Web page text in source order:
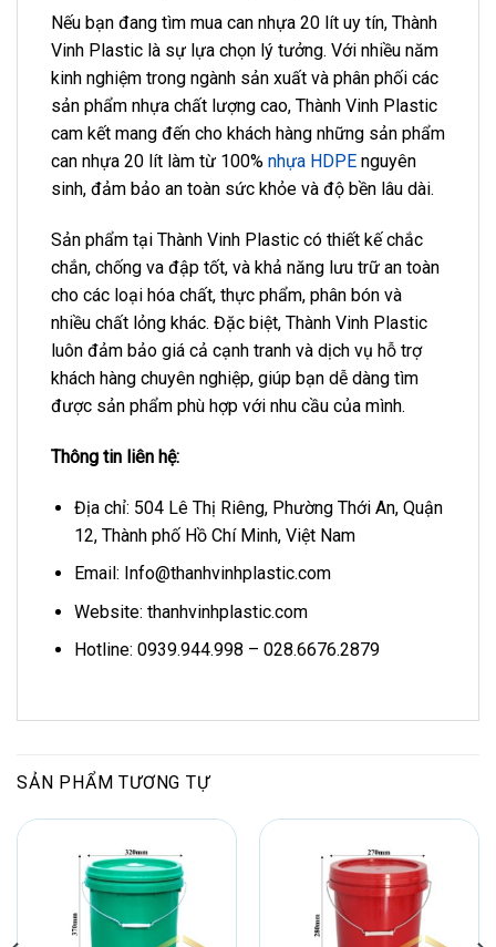
Nếu bạn đang tìm mua can nhựa 20 lít uy tín, Thành
Vinh Plastic là sự lựa chọn lý tưởng. Với nhiều năm
kinh nghiệm trong ngành sản xuất và phân phối các
sản phẩm nhựa chất lượng cao, Thành Vinh Plastic
cam kết mang đến cho khách hàng những sản phẩm
can nhựa 20 lít làm từ 100% nhựa HDPE nguyên
sinh, đảm bảo an toàn sức khỏe và độ bền lâu dài.
Sản phẩm tại Thành Vinh Plastic có thiết kế chắc
chắn, chống va đập tốt, và khả năng lưu trữ an toàn
cho các loại hóa chất, thực phẩm, phân bón và
nhiều chất lỏng khác. Đặc biệt, Thành Vinh Plastic
luôn đảm bảo giá cả cạnh tranh và dịch vụ hỗ trợ
khách hàng chuyên nghiệp, giúp bạn dễ dàng tìm
được sản phẩm phù hợp với nhu cầu của mình.
Thông tin liên hệ:
Địa chỉ: 504 Lê Thị Riêng, Phường Thới An, Quận
12, Thành phố Hồ Chí Minh, Việt Nam
Email: Info@thanhvinhplastic.com
Website: thanhvinhplastic.com
Hotline: 0939.944.998 – 028.6676.2879
SẢN PHẨM TƯƠNG TỰ